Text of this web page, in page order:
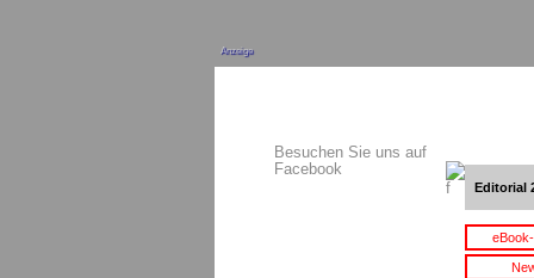
Anzeige
Besuchen Sie uns auf
Facebook
Editorial